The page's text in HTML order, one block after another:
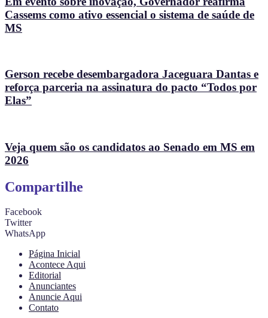
Cassems como ativo essencial o sistema de saúde de
MS
Gerson recebe desembargadora Jaceguara Dantas e
reforça parceria na assinatura do pacto “Todos por
Elas”
Veja quem são os candidatos ao Senado em MS em
2026
Compartilhe
Facebook
Twitter
WhatsApp
Página Inicial
Acontece Aqui
Editorial
Anunciantes
Anuncie Aqui
Contato